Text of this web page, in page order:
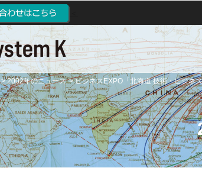
2002年のニュース ビジネスEXPO「北海道 技術・ビジネ